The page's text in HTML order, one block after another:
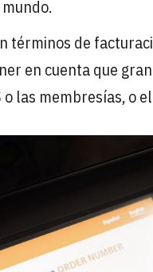
términos de
en cuenta que
o las membresías, o